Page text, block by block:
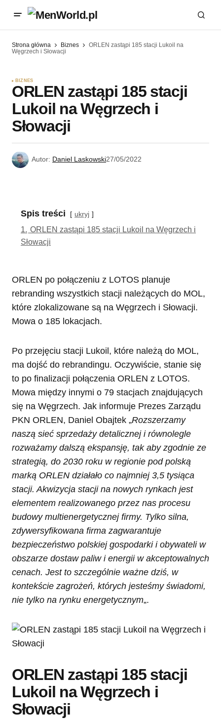
Strona główna Biznes
ORLEN zastąpi 185 stacji Lukoil na
Węgrzech i Słowacji
BIZNES
ORLEN zastąpi 185 stacji
Lukoil na Węgrzech i
Słowacji
Autor: Daniel Laskowski27/05/2022
Spis treści ukryj
1. ORLEN zastąpi 185 stacji Lukoil na Węgrzech i
Słowacji
ORLEN po połączeniu z LOTOS planuje
rebranding wszystkich stacji należących do MOL,
które zlokalizowane są na Węgrzech i Słowacji.
Mowa o 185 lokacjach.
Po przejęciu stacji Lukoil, które należą do MOL,
ma dojść do rebrandingu. Oczywiście, stanie się
to po finalizacji połączenia ORLEN z LOTOS.
Mowa między innymi o 79 stacjach znajdujących
się na Węgrzech. Jak informuje Prezes Zarządu
PKN ORLEN, Daniel Obajtek „Rozszerzamy
naszą sieć sprzedaży detalicznej i równolegle
rozważamy dalszą ekspansję, tak aby zgodnie ze
strategią, do 2030 roku w regionie pod polską
marką ORLEN działało co najmniej 3,5 tysiąca
stacji. Akwizycja stacji na nowych rynkach jest
elementem realizowanego przez nas procesu
budowy multienergetycznej firmy. Tylko silna,
zdywersyfikowana firma zagwarantuje
bezpieczeństwo polskiej gospodarki i obywateli w
obszarze dostaw paliw i energii w akceptowalnych
cenach. Jest to szczególnie ważne dziś, w
kontekście zagrożeń, których jesteśmy świadomi,
nie tylko na rynku energetycznym„.
ORLEN zastąpi 185 stacji
Lukoil na Węgrzech i
Słowacji